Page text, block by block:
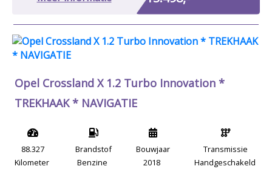
Opel Crossland X 1.2 Turbo Innovation *
TREKHAAK * NAVIGATIE
88.327
Kilometer
Brandstof
Benzine
Bouwjaar
2018
Transmissie
Handgeschakeld